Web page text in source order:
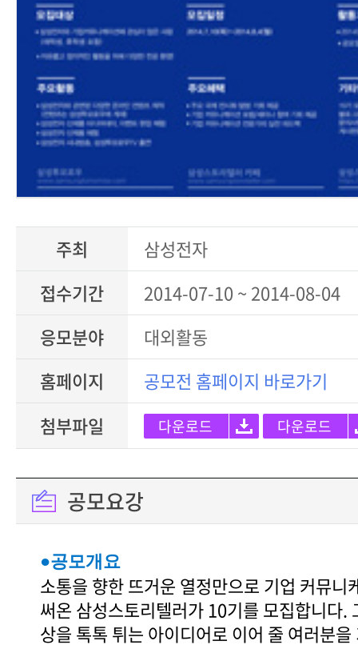
주최
삼성전자
접수기간
2014-07-10 ~ 2014-08-04
응모분야
대외활동
홈페이지
공모전 홈페이지 바로가기
첨부파일
다운로드 다운로드
공모요강
●공모개요
소통을 향한 뜨거운 열정만으로 기업 커뮤니
써온 삼성스토리텔러가 10기를 모집합니다.
상을 톡톡 튀는 아이디어로 이어 줄 여러분